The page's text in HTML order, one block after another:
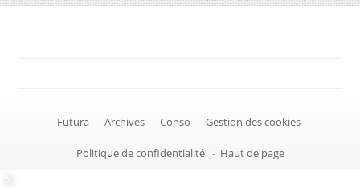
- Futura - Archives - Conso - Gestion des cookies -
Politique de confidentialité - Haut de page